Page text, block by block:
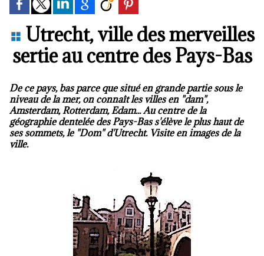
Utrecht, ville des merveilles
sertie au centre des Pays-Bas
De ce pays, bas parce que situé en grande partie sous le
niveau de la mer, on connaît les villes en "dam",
Amsterdam, Rotterdam, Edam... Au centre de la
géographie dentelée des Pays-Bas s'élève le plus haut de
ses sommets, le "Dom" d'Utrecht. Visite en images de la
ville.